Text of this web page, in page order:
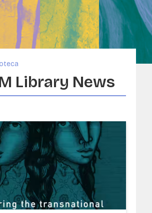
costruito
collezioni di
Library News